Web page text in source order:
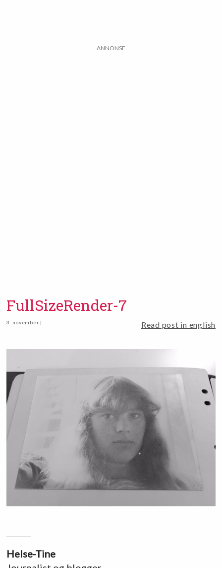
ANNONSE
FullSizeRender-7
3. november | Read post in english
Helse-Tine